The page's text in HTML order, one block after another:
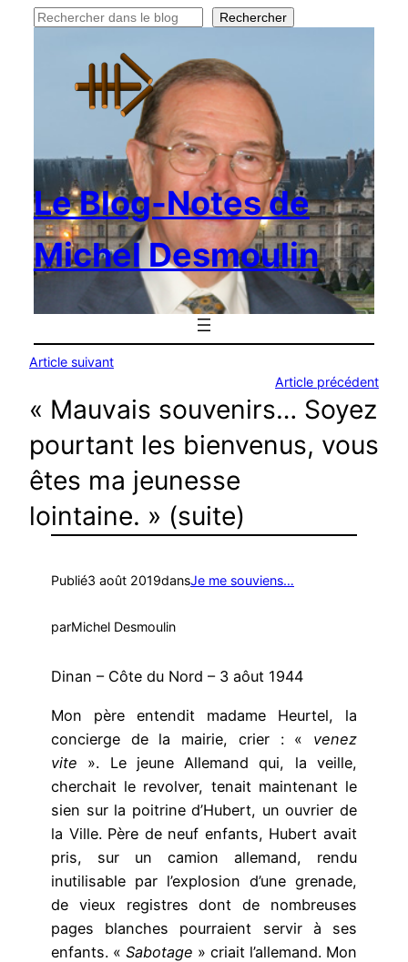
Rechercher Rechercher
Le Blog-Notes de
Michel Desmoulin
Article suivant
Article précédent
« Mauvais souvenirs… Soyez
pourtant les bienvenus, vous
êtes ma jeunesse
lointaine. » (suite)
Publié3 août 2019dansJe me souviens…
parMichel Desmoulin
Dinan – Côte du Nord – 3 aôut 1944
Mon père entendit madame Heurtel, la
concierge de la mairie, crier : « venez
vite ». Le jeune Allemand qui, la veille,
cherchait le revolver, tenait maintenant le
sien sur la poitrine d’Hubert, un ouvrier de
la Ville. Père de neuf enfants, Hubert avait
pris, sur un camion allemand, rendu
inutilisable par l’explosion d’une grenade,
de vieux registres dont de nombreuses
pages blanches pourraient servir à ses
enfants. « Sabotage » criait l’allemand. Mon